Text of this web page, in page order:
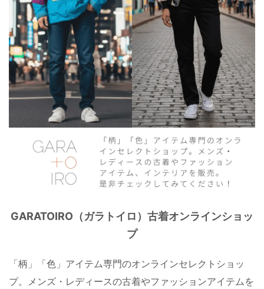
GARATOIRO（ガラトイロ）古着オンラインショッ
プ
「柄」「色」アイテム専門のオンラインセレクトショッ
プ。メンズ・レディースの古着やファッションアイテムを